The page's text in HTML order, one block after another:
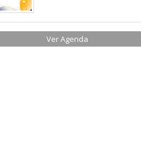
Ver Agenda